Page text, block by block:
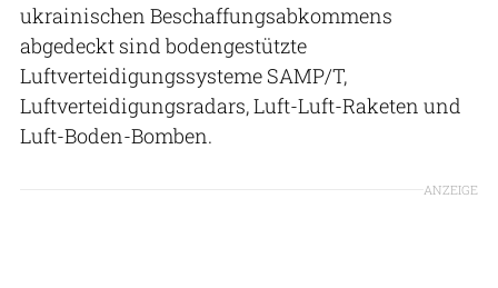
ukrainischen Beschaffungsabkommens
abgedeckt sind bodengestützte
Luftverteidigungssysteme SAMP/T,
Luftverteidigungsradars, Luft-Luft-Raketen und
Luft-Boden-Bomben.
ANZEIGE